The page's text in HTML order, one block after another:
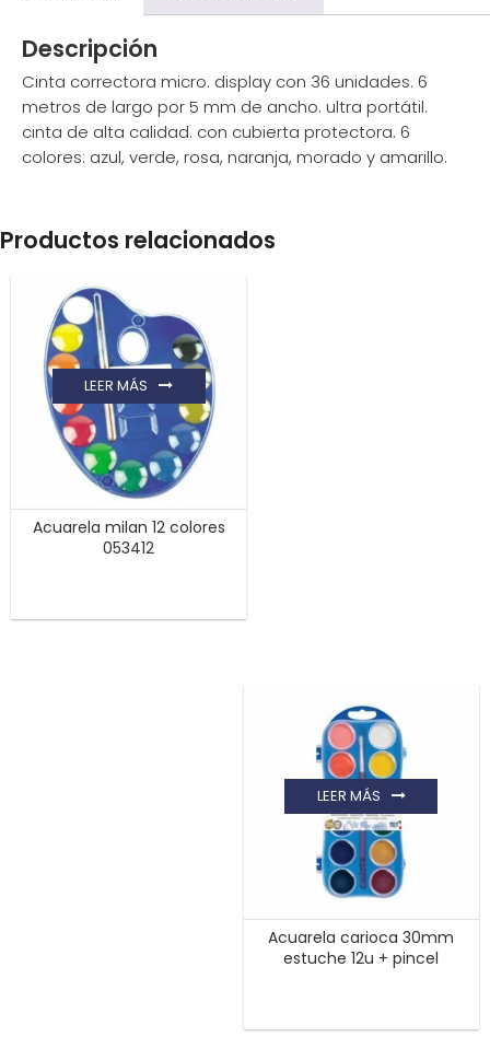
Descripción
Cinta correctora micro. display con 36 unidades. 6
metros de largo por 5 mm de ancho. ultra portátil.
cinta de alta calidad. con cubierta protectora. 6
colores: azul, verde, rosa, naranja, morado y amarillo.
Productos relacionados
Acuarela milan 12 colores
053412
LEER MÁS
Acuarela carioca 30mm
estuche 12u + pincel
LEER MÁS